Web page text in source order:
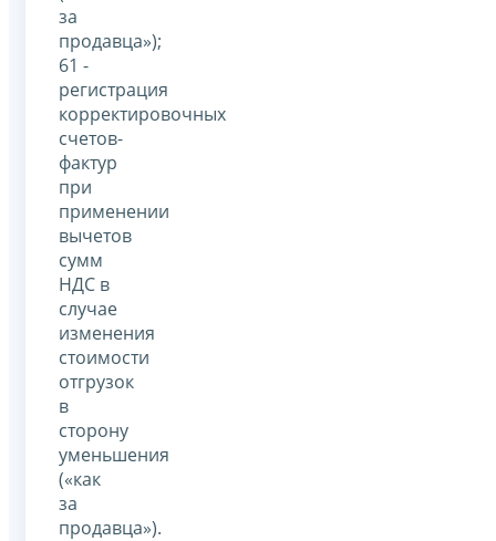
за
продавца»);
61 -
регистрация
корректировочных
счетов-
фактур
при
применении
вычетов
сумм
НДС в
случае
изменения
стоимости
отгрузок
в
сторону
уменьшения
(«как
за
продавца»).